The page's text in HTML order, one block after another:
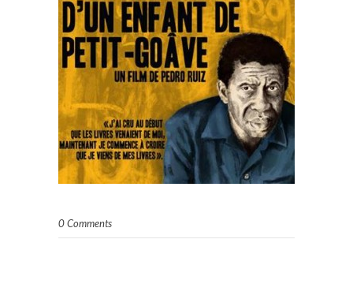
0 Comments